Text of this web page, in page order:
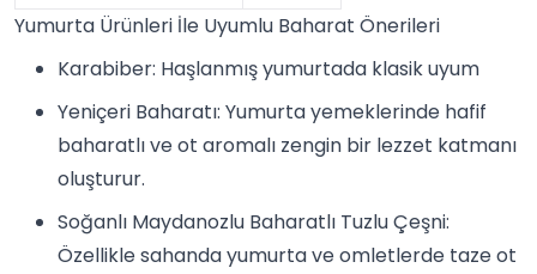
Yumurta Ürünleri İle Uyumlu Baharat Önerileri
Karabiber: Haşlanmış yumurtada klasik uyum
Yeniçeri Baharatı: Yumurta yemeklerinde hafif
baharatlı ve ot aromalı zengin bir lezzet katmanı
oluşturur.
Soğanlı Maydanozlu Baharatlı Tuzlu Çeşni:
Özellikle sahanda yumurta ve omletlerde taze ot